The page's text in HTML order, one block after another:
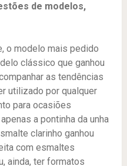
de modelos,
o modelo mais pedido
clássico que ganhou
as tendências
utilizado por qualquer
para ocasiões
a pontinha da unha
clarinho ganhou
com esmaltes
ainda, ter formatos